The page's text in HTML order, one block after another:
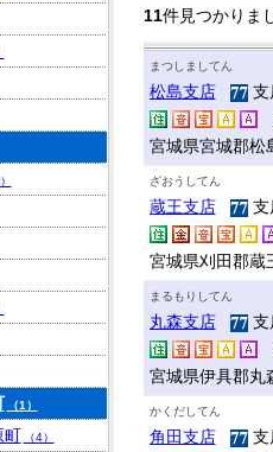
11件見つかりま
まつしましてん
松島支店
支
宮城県宮城郡松
ざおうしてん
蔵王支店
支
宮城県刈田郡蔵
まるもりしてん
丸森支店
支
宮城県伊具郡丸
かくだしてん
角田支店
支
（1）
町 （4）